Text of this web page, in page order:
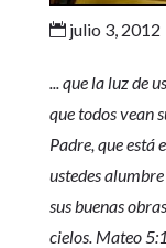
julio 3, 2012
... que la luz de
que todos vean
Padre, que está
ustedes
sus buenas
cielos. Mateo